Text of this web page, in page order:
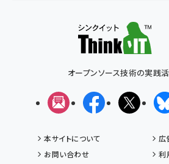
オープンソース技術の実践
メルマガFacebookX(エッ
本サイトについて
広
お問い合わせ
利